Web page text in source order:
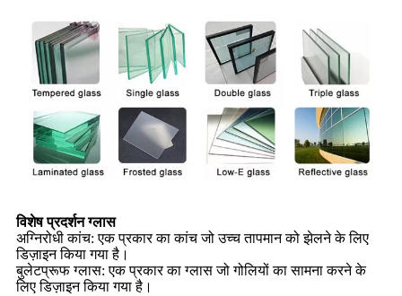
विशेष प्रदर्शन ग्लास
अग्निरोधी कांच: एक प्रकार का कांच जो उच्च तापमान को झेलने के लिए
डिज़ाइन किया गया है।
बुलेटप्रूफ ग्लास: एक प्रकार का ग्लास जो गोलियों का सामना करने के
लिए डिज़ाइन किया गया है।